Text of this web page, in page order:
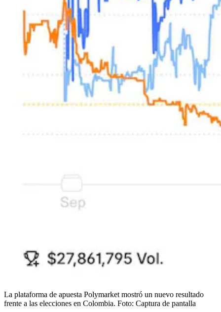
La plataforma de apuesta Polymarket mostró un nuevo resultado
frente a las elecciones en Colombia. Foto: Captura de pantalla